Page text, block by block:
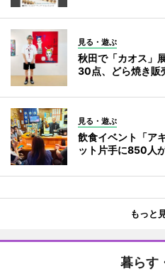
見る・遊ぶ
秋田で「カオス」
30点、どら焼き販
見る・遊ぶ
飲食イベント「ア
ット片手に850人
もっと
暮らす